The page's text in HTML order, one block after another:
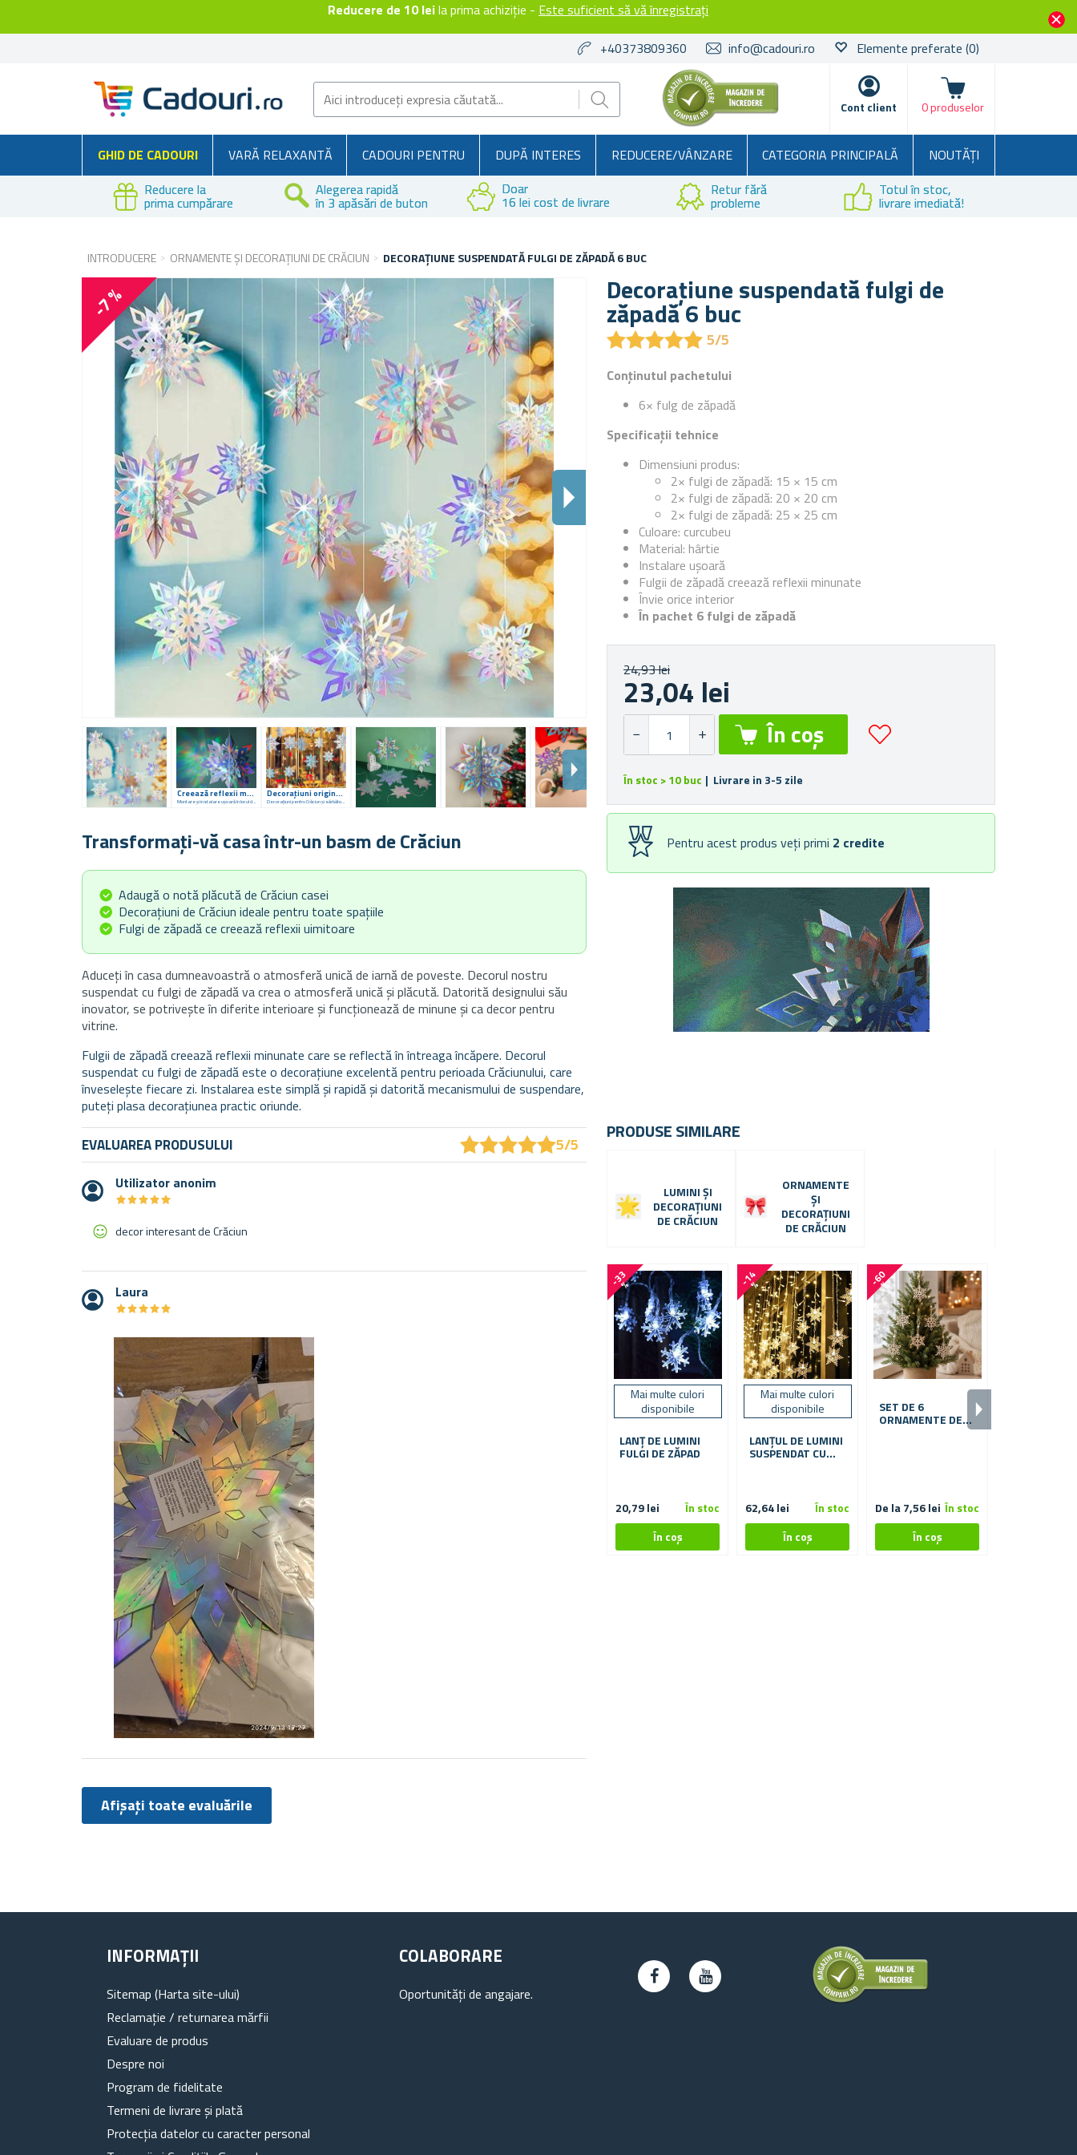
Reducere de 10 leila prima achiziție - Este suficient să vă înregistrați
+40373809360
info@cadouri.ro Elemente preferate (0)
Cont client
Coșul
0 produselor
GHID DE CADOURI VARĂ RELAXANTĂ CADOURI PENTRU DUPĂ INTERES REDUCERE/VÂNZARE CATEGORIA PRINCIPALĂ
NOUTĂȚI
Reducere la
prima cumpărare
Alegerea rapidă
în 3 apăsări de buton
Doar
16 lei cost de livrare
Retur fără
probleme
Totul în stoc,
livrare imediată!
INTRODUCERE ORNAMENTE ȘI DECORAȚIUNI DE CRĂCIUN DECORAȚIUNE SUSPENDATĂ FULGI DE ZĂPADĂ 6 BUC
Decorațiune suspendată fulgi de
zăpadă 6 buc
★★★★★
★★★★★5/5
-7 %
Creează reflexii minunate.
Montare și instalare ușoară în locul dorit
Decorațiuni originale
Decorațiuni pentru Crăciun și sărbătorile de iarnă
Conținutul pachetului
6× fulg de zăpadă
Specificații tehnice
Dimensiuni produs:
2× fulgi de zăpadă: 15 × 15 cm
2× fulgi de zăpadă: 20 × 20 cm
2× fulgi de zăpadă: 25 × 25 cm
Culoare: curcubeu
Material: hârtie
Instalare ușoară
Fulgii de zăpadă creează reflexii minunate
Învie orice interior
În pachet 6 fulgi de zăpadă
24,93 lei
23,04 lei
În stoc > 10 buc | Livrare in 3-5 zile
Pentru acest produs veți primi 2 credite
Transformați-vă casa într-un basm de Crăciun
Adaugă o notă plăcută de Crăciun casei
Decorațiuni de Crăciun ideale pentru toate spațiile
Fulgi de zăpadă ce creează reflexii uimitoare
Aduceți în casa dumneavoastră o atmosferă unică de iarnă de poveste. Decorul nostru
suspendat cu fulgi de zăpadă va crea o atmosferă unică și plăcută. Datorită designului său
inovator, se potrivește în diferite interioare și funcționează de minune și ca decor pentru
vitrine.
Fulgii de zăpadă creează reflexii minunate care se reflectă în întreaga încăpere. Decorul
suspendat cu fulgi de zăpadă este o decorațiune excelentă pentru perioada Crăciunului, care
înveselește fiecare zi. Instalarea este simplă și rapidă și datorită mecanismului de suspendare,
puteți plasa decorațiunea practic oriunde.
PRODUSE SIMILARE
LUMINI ȘI
DECORAȚIUNI
DE CRĂCIUN
ORNAMENTE
ȘI
DECORAȚIUNI
DE CRĂCIUN
-
3
3
%
Mai multe culori
disponibile
LANȚ DE LUMINI
FULGI DE ZĂPAD
20,79 lei În stoc
-
1
4
%
Mai multe culori
disponibile
LANȚUL DE LUMINI
SUSPENDAT CU
62,64 lei În stoc
-
6
0
%
SET DE 6
ORNAMENTE DE
De la 7,56 lei În stoc
EVALUAREA PRODUSULUI ★★★★★
★★★★★5/5
Utilizator anonim
★★★★★
★★★★★
decor interesant de Crăciun
Laura
★★★★★
★★★★★
Afișați toate evaluările
INFORMAȚII
Sitemap (Harta site-ului)
Reclamație / returnarea mărfii
Evaluare de produs
Despre noi
Program de fidelitate
Termeni de livrare și plată
Protecția datelor cu caracter personal
COLABORARE
Oportunități de angajare.